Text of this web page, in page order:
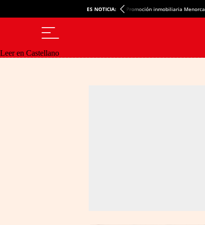
ES NOTICIA: Promoción inmobiliaria Menorca
Leer en Castellano